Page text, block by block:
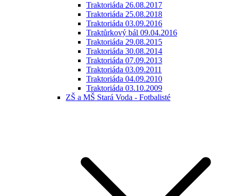
Traktoriáda 26.08.2017
Traktoriáda 25.08.2018
Traktoriáda 03.09.2016
Traktůrkový bál 09.04.2016
Traktoriáda 29.08.2015
Traktoriáda 30.08.2014
Traktoriáda 07.09.2013
Traktoriáda 03.09.2011
Traktoriáda 04.09.2010
Traktoriáda 03.10.2009
ZŠ a MŠ Stará Voda - Fotbalisté